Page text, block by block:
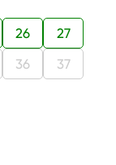
26
27
36
37